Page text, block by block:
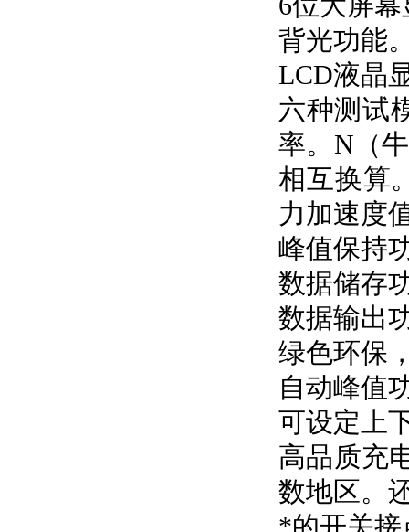
背光功能
LCD液晶
六种测试
率。N（
相互换算
力加速度
峰值保持
数据储存
数据输出
绿色环保
自动峰值
可设定上
高品质充
数地区。